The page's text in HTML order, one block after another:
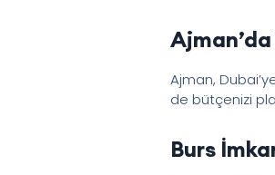
Ajman,
de bütçenizi
Burs